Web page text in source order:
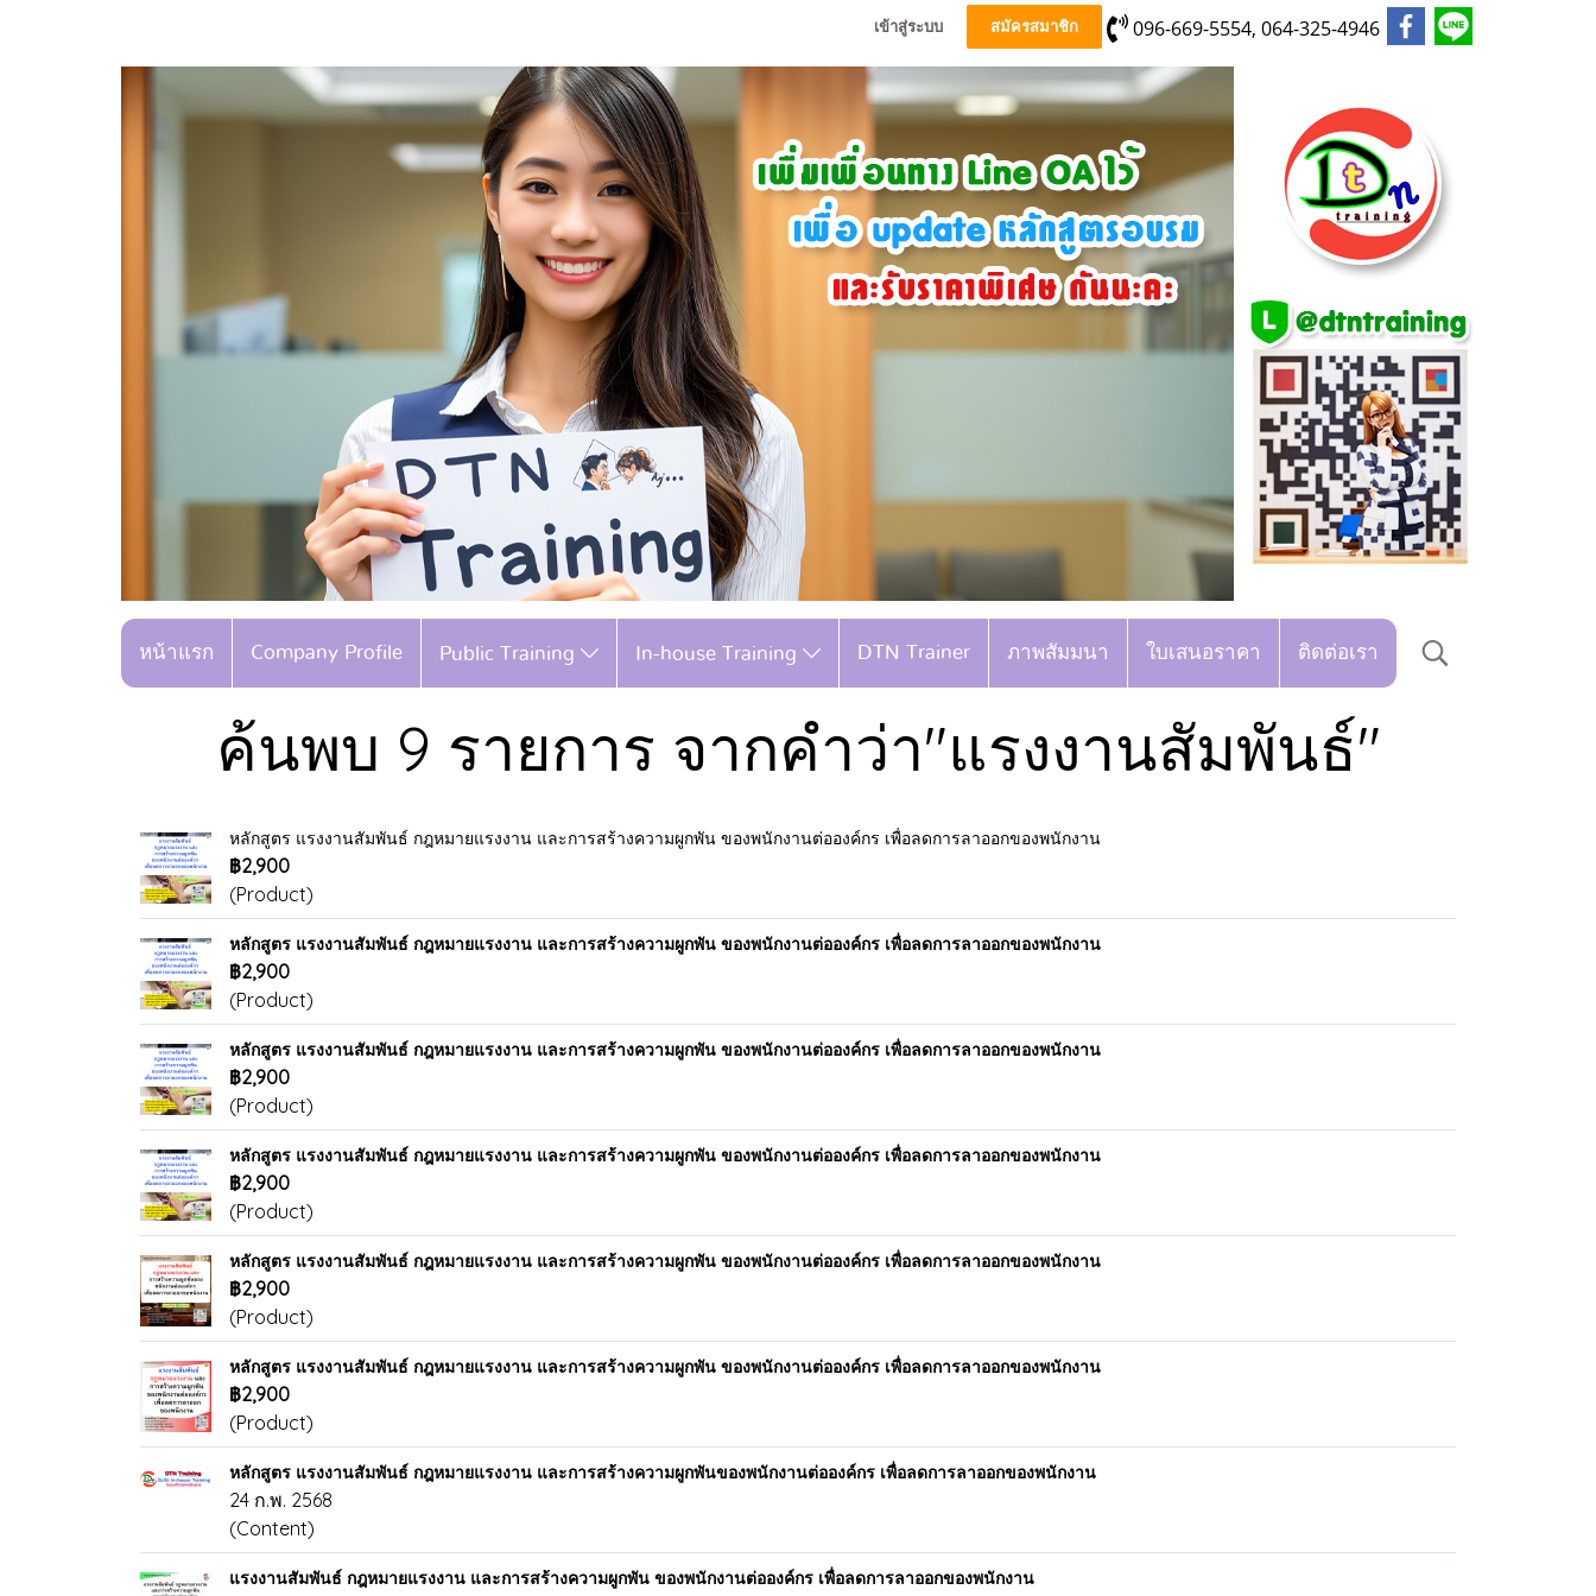
เข้าสู่ระบบ สมัครสมาชิก 096-669-5554, 064-325-4946
หน้าแรก Company Profile Public Training In-house Training DTN Trainer ภาพสัมมนา ใบเสนอราคา ติดต่อเรา
ค้นพบ 9 รายการ จากคำว่า"แรงงานสัมพันธ์"
หลักสูตร แรงงานสัมพันธ์ กฎหมายแรงงาน และการสร้างความผูกพัน ของพนักงานต่อองค์กร เพื่อลดการลาออกของพนักงาน
฿2,900
(Product)
หลักสูตร แรงงานสัมพันธ์ กฎหมายแรงงาน และการสร้างความผูกพัน ของพนักงานต่อองค์กร เพื่อลดการลาออกของพนักงาน
฿2,900
(Product)
หลักสูตร แรงงานสัมพันธ์ กฎหมายแรงงาน และการสร้างความผูกพัน ของพนักงานต่อองค์กร เพื่อลดการลาออกของพนักงาน
฿2,900
(Product)
หลักสูตร แรงงานสัมพันธ์ กฎหมายแรงงาน และการสร้างความผูกพัน ของพนักงานต่อองค์กร เพื่อลดการลาออกของพนักงาน
฿2,900
(Product)
หลักสูตร แรงงานสัมพันธ์ กฎหมายแรงงาน และการสร้างความผูกพัน ของพนักงานต่อองค์กร เพื่อลดการลาออกของพนักงาน
฿2,900
(Product)
หลักสูตร แรงงานสัมพันธ์ กฎหมายแรงงาน และการสร้างความผูกพัน ของพนักงานต่อองค์กร เพื่อลดการลาออกของพนักงาน
฿2,900
(Product)
หลักสูตร แรงงานสัมพันธ์ กฎหมายแรงงาน และการสร้างความผูกพันของพนักงานต่อองค์กร เพื่อลดการลาออกของพนักงาน
24 ก.พ. 2568
(Content)
แรงงานสัมพันธ์ กฎหมายแรงงาน และการสร้างความผูกพัน ของพนักงานต่อองค์กร เพื่อลดการลาออกของพนักงาน